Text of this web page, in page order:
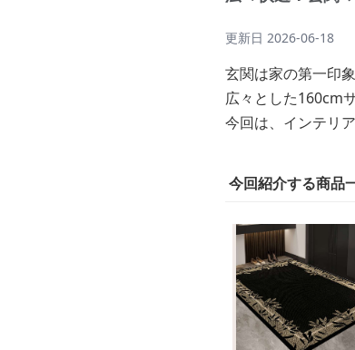
更新日 2026-06-18
玄関は家の第一印
広々とした160cm
今回は、インテリ
今回紹介する商品